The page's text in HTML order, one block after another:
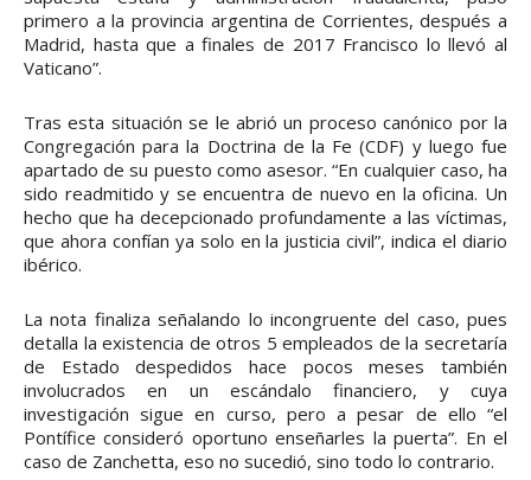
primero a la provincia argentina de Corrientes, después a
Madrid, hasta que a finales de 2017 Francisco lo llevó al
Vaticano”.
Tras esta situación se le abrió un proceso canónico por la
Congregación para la Doctrina de la Fe (CDF) y luego fue
apartado de su puesto como asesor. “En cualquier caso, ha
sido readmitido y se encuentra de nuevo en la oficina. Un
hecho que ha decepcionado profundamente a las víctimas,
que ahora confían ya solo en la justicia civil”, indica el diario
ibérico.
La nota finaliza señalando lo incongruente del caso, pues
detalla la existencia de otros 5 empleados de la secretaría
de Estado despedidos hace pocos meses también
involucrados en un escándalo financiero, y cuya
investigación sigue en curso, pero a pesar de ello “el
Pontífice consideró oportuno enseñarles la puerta”. En el
caso de Zanchetta, eso no sucedió, sino todo lo contrario.